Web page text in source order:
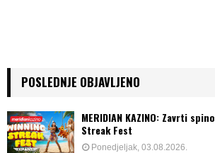
POSLEDNJE OBJAVLJENO
MERIDIAN KAZINO: Zavrti
Streak Fest
Ponedjeljak, 03.08.2026.